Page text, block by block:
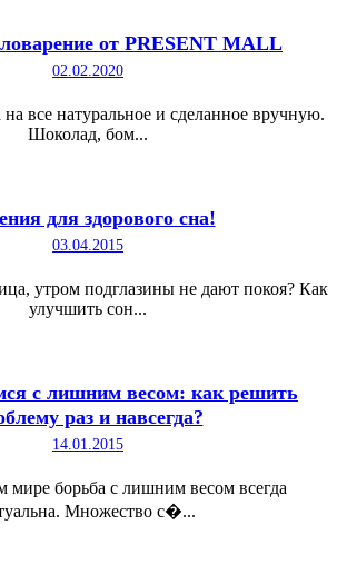
от PRESENT MALL
02.02.2020
все натуральное и сделанное вручную.
Шоколад, бом...
для здорового сна!
03.04.2015
утром подглазины не дают покоя? Как
улучшить сон...
с лишним весом: как решить
раз и навсегда?
14.01.2015
мире борьба с лишним весом всегда
Множество с�...